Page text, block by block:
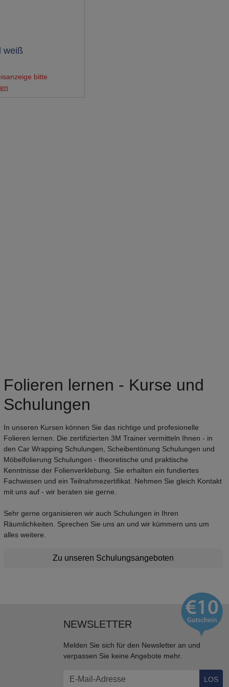
weiß
bitte
Folieren lernen - Kurse und
Schulungen
In unseren Kursen können Sie das richtige und profesionelle
Folieren lernen. Die zertifizierten 3M Trainer vermitteln Ihnen - in
den Car Wrapping Schulungen, Scheibentönung Schulungen und
Möbelfolierung Schulungen - theoretische und praktische
Kenntnisse der Folienverklebung. Sie erhalten ein fundiertes
Fachwissen und ein Teilnahmezertifikat. Nehmen Sie gleich Kontakt
mit uns auf - wir beraten sie gerne.
Sehr gerne organisieren wir auch Schulungen in Ihren
Räumlichkeiten. Sprechen Sie uns an und wir kümmern uns um
alles weitere.
Zu unseren Schulungsangeboten
NEWSLETTER
Melden Sie sich für den Newsletter an und
verpassen Sie keine Angebote mehr.
LOS